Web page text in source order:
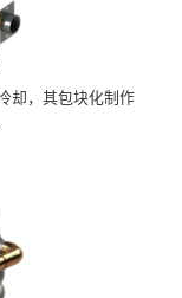
却，其包块化制作